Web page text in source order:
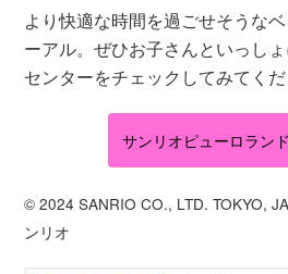
より快適な時間を過ごせそうな
ーアル。ぜひお子さんといっし
センターをチェックしてみてく
サンリオピューロラン
© 2024 SANRIO CO., LTD. TOKYO,
ンリオ